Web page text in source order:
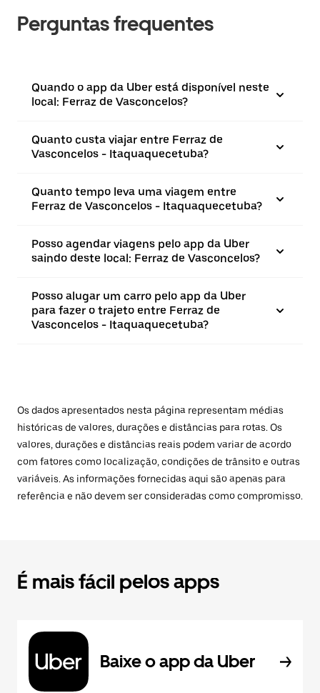
Perguntas frequentes
Quando o app da Uber está disponível neste
local: Ferraz de Vasconcelos?
Quanto custa viajar entre Ferraz de
Vasconcelos - Itaquaquecetuba?
Quanto tempo leva uma viagem entre
Ferraz de Vasconcelos - Itaquaquecetuba?
Posso agendar viagens pelo app da Uber
saindo deste local: Ferraz de Vasconcelos?
Posso alugar um carro pelo app da Uber
para fazer o trajeto entre Ferraz de
Vasconcelos - Itaquaquecetuba?
Os dados apresentados nesta página representam médias
históricas de valores, durações e distâncias para rotas. Os
valores, durações e distâncias reais podem variar de acordo
com fatores como localização, condições de trânsito e outras
variáveis. As informações fornecidas aqui são apenas para
referência e não devem ser consideradas como compromisso.
É mais fácil pelos apps
Baixe o app da Uber